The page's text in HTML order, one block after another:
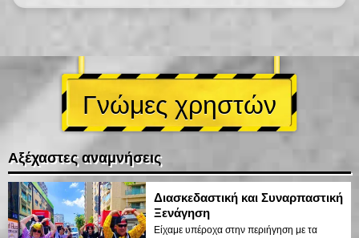
Γνώμες χρηστών
Αξέχαστες αναμνήσεις
Διασκεδαστική και Συναρπαστική
Ξενάγηση
Είχαμε υπέροχα στην περιήγηση με τα